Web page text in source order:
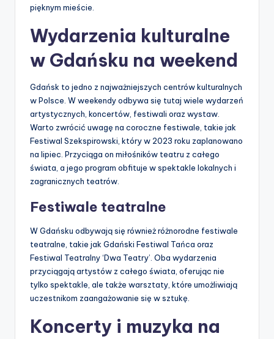
pięknym mieście.
Wydarzenia kulturalne
w Gdańsku na weekend
Gdańsk to jedno z najważniejszych centrów kulturalnych
w Polsce. W weekendy odbywa się tutaj wiele wydarzeń
artystycznych, koncertów, festiwali oraz wystaw.
Warto zwrócić uwagę na coroczne festiwale, takie jak
Festiwal Szekspirowski, który w 2023 roku zaplanowano
na lipiec. Przyciąga on miłośników teatru z całego
świata, a jego program obfituje w spektakle lokalnych i
zagranicznych teatrów.
Festiwale teatralne
W Gdańsku odbywają się również różnorodne festiwale
teatralne, takie jak Gdański Festiwal Tańca oraz
Festiwal Teatralny ‘Dwa Teatry’. Oba wydarzenia
przyciągają artystów z całego świata, oferując nie
tylko spektakle, ale także warsztaty, które umożliwiają
uczestnikom zaangażowanie się w sztukę.
Koncerty i muzyka na